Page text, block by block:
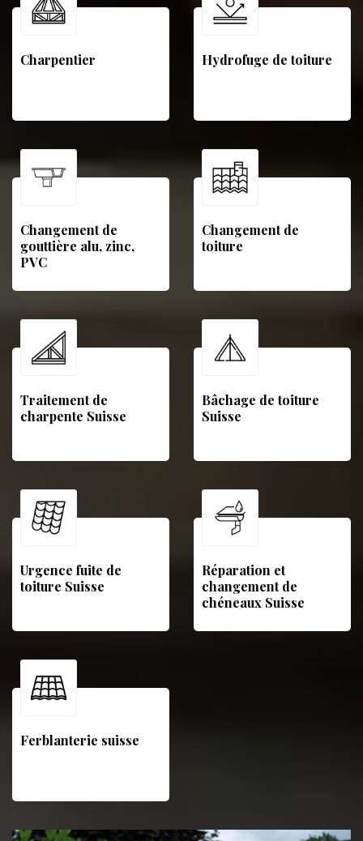
Charpentier Hydrofuge de toiture
Changement de
gouttière alu, zinc,
PVC
Changement de
toiture
Traitement de
charpente Suisse
Bâchage de toiture
Suisse
Urgence fuite de
toiture Suisse
Réparation et
changement de
chéneaux Suisse
Ferblanterie suisse